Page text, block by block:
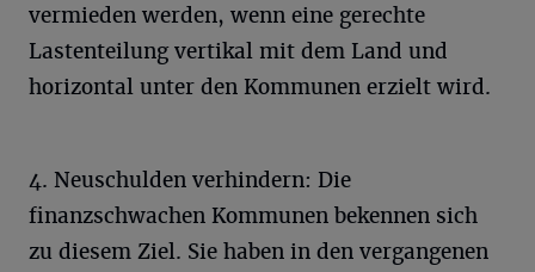
vermieden werden, wenn eine gerechte
Lastenteilung vertikal mit dem Land und
horizontal unter den Kommunen erzielt wird.
4. Neuschulden verhindern: Die
finanzschwachen Kommunen bekennen sich
zu diesem Ziel. Sie haben in den vergangenen